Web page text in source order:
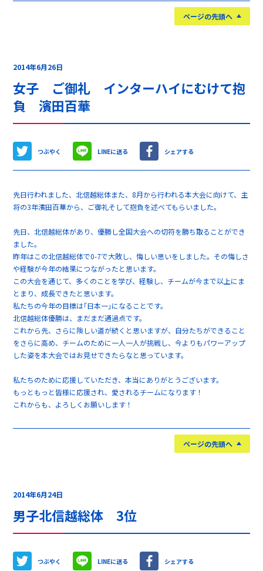
ページの先頭へ
2014年6月26日
女子 ご御礼 インターハイにむけて抱
負 濱田百華
つぶやく LINEに送る シェアする
先日行われました、北信越総体また、8月から行われる本大会に向けて、主
将の3年濱田百華から、ご御礼そして抱負を述べてもらいました。
先日、北信越総体があり、優勝し全国大会への切符を勝ち取ることができ
ました。
昨年はこの北信越総体で0-7で大敗し、悔しい思いをしました。その悔しさ
や経験が今年の結果につながったと思います。
この大会を通じて、多くのことを学び、経験し、チームが今まで以上にま
とまり、成長できたと思います。
私たちの今年の目標は｢日本一｣になることです。
北信越総体優勝は、まだまだ通過点です。
これから先、さらに険しい道が続くと思いますが、自分たちができること
をさらに高め、チームのために一人一人が挑戦し、今よりもパワーアップ
した姿を本大会ではお見せできたらなと思っています。
私たちのために応援していただき、本当にありがとうございます。
もっともっと皆様に応援され、愛されるチームになります！
これからも、よろしくお願いします！
ページの先頭へ
2014年6月24日
男子北信越総体 3位
つぶやく LINEに送る シェアする